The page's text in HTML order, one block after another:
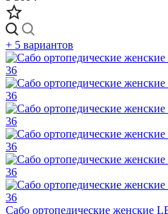
+ 5 вариантов
Сабо ортопедические женские